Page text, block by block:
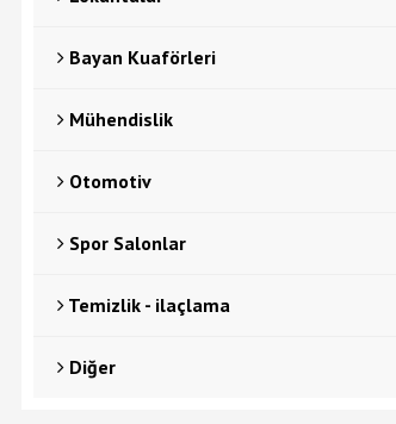
Bayan Kuaförleri
Mühendislik
Otomotiv
Spor Salonlar
Temizlik - ilaçlama
Diğer